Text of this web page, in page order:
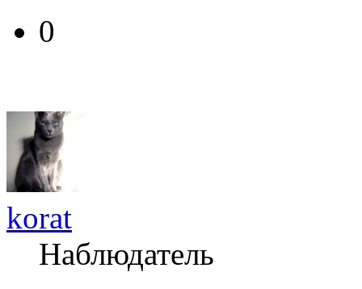
0
korat
Наблюдатель